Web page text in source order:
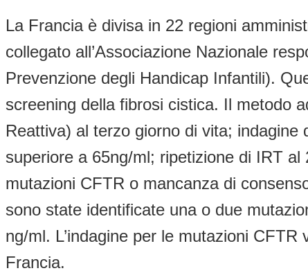
La Francia è divisa in 22 regioni
collegato all’Associazione Nazionale
Prevenzione degli Handicap Infantili).
screening della fibrosi cistica. Il metodo
Reattiva) al terzo giorno di vita;
superiore a 65ng/ml; ripetizione di IRT
mutazioni CFTR o mancanza di
sono state identificate una o due
ng/ml. L’indagine per le mutazioni
Francia.